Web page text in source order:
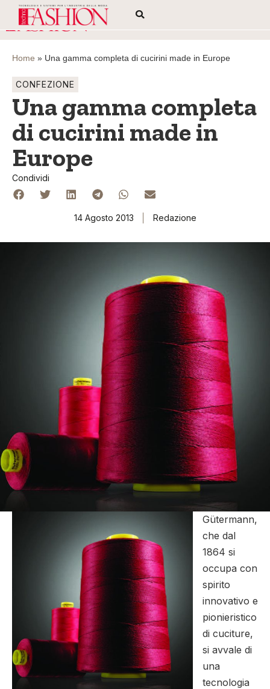
Home » Una gamma completa di cucirini made in Europe
CONFEZIONE
Una gamma completa
di cucirini made in
Europe
Condividi
14 Agosto 2013 Redazione
Gütermann,
che dal
1864 si
occupa con
spirito
innovativo e
pionieristico
di cuciture,
si avvale di
una
tecnologia